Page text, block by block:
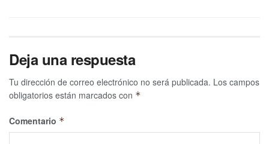
Deja una respuesta
Tu dirección de correo electrónico no será publicada. Los campos
obligatorios están marcados con *
Comentario *